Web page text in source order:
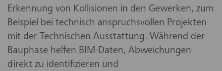
Erkennung von Kollisionen in den Gewerken, zum
Beispiel bei technisch anspruchsvollen Projekten
mit der Technischen Ausstattung. Während der
Bauphase helfen BIM-Daten, Abweichungen
direkt zu identifizieren und